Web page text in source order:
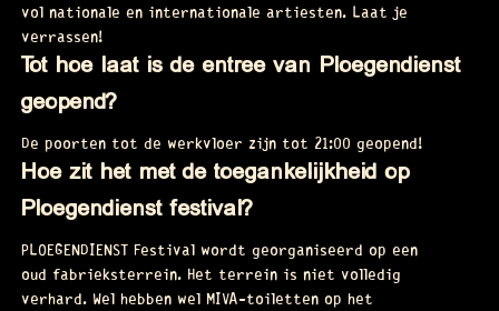
vol nationale en internationale artiesten. Laat je
verrassen!
Tot hoe laat is de entree van Ploegendienst
geopend?
De poorten tot de werkvloer zijn tot 21:00 geopend!
Hoe zit het met de toegankelijkheid op
Ploegendienst festival?
PLOEGENDIENST Festival wordt georganiseerd op een
oud fabrieksterrein. Het terrein is niet volledig
verhard. Wel hebben wel MIVA-toiletten op het